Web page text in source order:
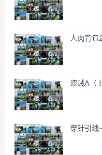
人肉背包
盗贼A（
穿针引线